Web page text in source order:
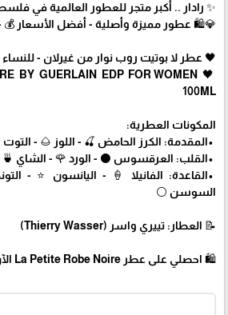
✨ رادار .. أكبر متجر للعطور العالمية في
💎🛍️ عطور مميزة وأصلية - أفضل الأسعار
🖤 عطر لا بوتيت روب نوار من غيرلان - للنساء - 100
BY GUERLAIN EDP FOR WOMEN
100ML
المكونات العطرية:
•المقدمة: الكرز الحامض 🍒 - اللوز 🌰 -
•القلب: العرقسوس ⚫ - الورد 🌹 - الشاي 🍵
•القاعدة: الفانيلا 🍦 - اليانسون ⭐ -
السوسن ⚪
📝 العطار: تييري واسر (Thierry Wasser)
🛍 احصلي على عطر La Petite Robe Noire الآن عبر رادار للعطور! 🖤